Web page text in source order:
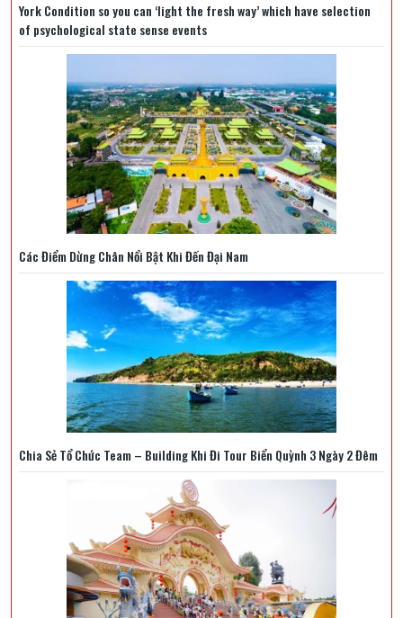
York Condition so you can ‘light the fresh way’ which have selection
of psychological state sense events
Các Điểm Dừng Chân Nổi Bật Khi Đến Đại Nam
Chia Sẻ Tổ Chức Team – Building Khi Đi Tour Biển Quỳnh 3 Ngày 2 Đêm